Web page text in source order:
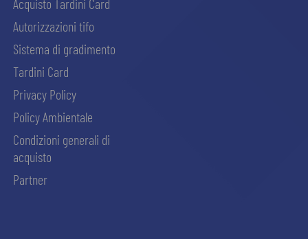
Acquisto Tardini Card
Autorizzazioni tifo
Sistema di gradimento
Tardini Card
Privacy Policy
Policy Ambientale
Condizioni generali di
acquisto
Partner